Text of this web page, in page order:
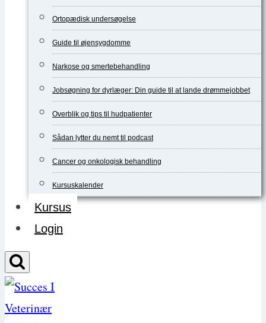
Ortopædisk undersøgelse
Guide til øjensygdomme
Narkose og smertebehandling
Jobsøgning for dyrlæger: Din guide til at lande drømmejobbet
Overblik og tips til hudpatienter
Sådan lytter du nemt til podcast
Cancer og onkologisk behandling
Kursuskalender
Kursus
Login